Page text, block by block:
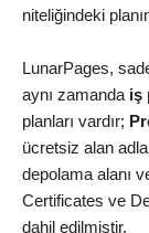
niteliğindeki
LunarPages,
aynı zamanda iş
planları vardır;
ücretsiz alan
depolama alanı
Certificates ve
dahil edilmiştir.